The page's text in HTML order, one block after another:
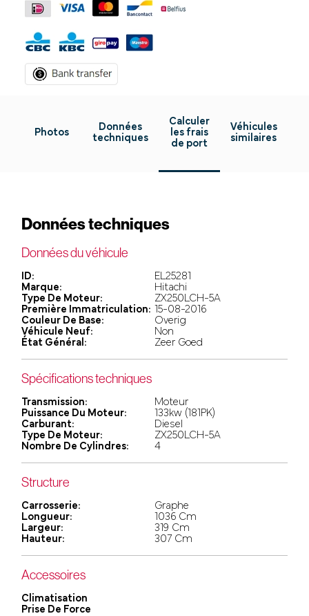
Photos
Données
techniques
Calculer
les frais
de port
Véhicules
similaires
Données techniques
Données du véhicule
ID:
EL25281
Marque:
Hitachi
Type De Moteur:
ZX250LCH-5A
Première Immatriculation:
15-08-2016
Couleur De Base:
Overig
Véhicule Neuf:
Non
État Général:
Zeer Goed
Spécifications techniques
Transmission:
Moteur
Puissance Du Moteur:
133kw (181PK)
Carburant:
Diesel
Type De Moteur:
ZX250LCH-5A
Nombre De Cylindres:
4
Structure
Carrosserie:
Graphe
Longueur:
1036 Cm
Largeur:
319 Cm
Hauteur:
307 Cm
Accessoires
Climatisation
Prise De Force